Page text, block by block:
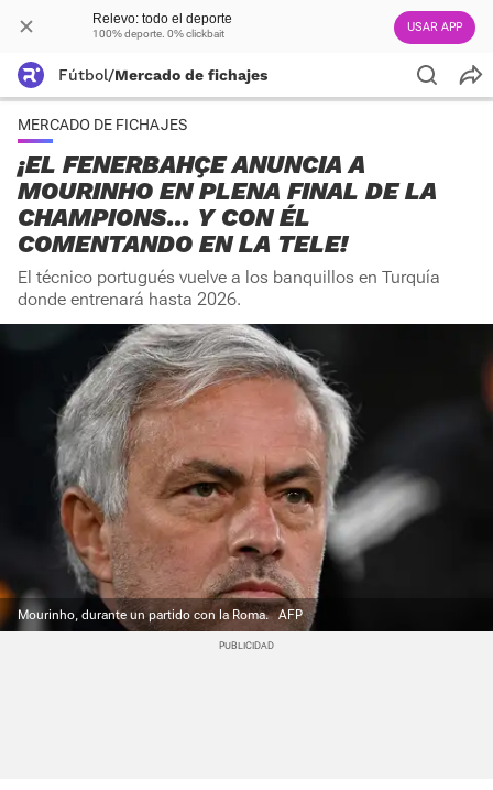
Relevo: todo el deporte
100% deporte. 0% clickbait USAR APP
Fútbol/Mercado de fichajes
MERCADO DE FICHAJES
¡EL FENERBAHÇE ANUNCIA A
MOURINHO EN PLENA FINAL DE LA
CHAMPIONS... Y CON ÉL
COMENTANDO EN LA TELE!
El técnico portugués vuelve a los banquillos en Turquía
donde entrenará hasta 2026.
Mourinho, durante un partido con la Roma. AFP